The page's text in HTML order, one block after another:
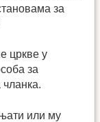
за
цркве у
за
или му